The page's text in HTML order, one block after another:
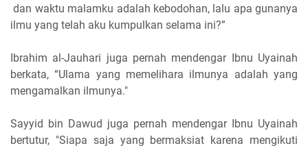
dan waktu malamku adalah kebodohan, lalu apa gunanya
ilmu yang telah aku kumpulkan selama ini?”
Ibrahim al-Jauhari juga pernah mendengar Ibnu Uyainah
berkata, “Ulama yang memelihara ilmunya adalah yang
mengamalkan ilmunya."
Sayyid bin Dawud juga pernah mendengar Ibnu Uyainah
bertutur, "Siapa saja yang bermaksiat karena mengikuti